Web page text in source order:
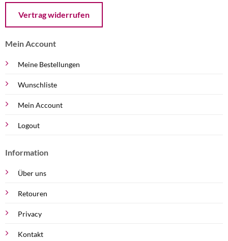
Vertrag widerrufen
Mein Account
Meine Bestellungen
Wunschliste
Mein Account
Logout
Information
Über uns
Retouren
Privacy
Kontakt